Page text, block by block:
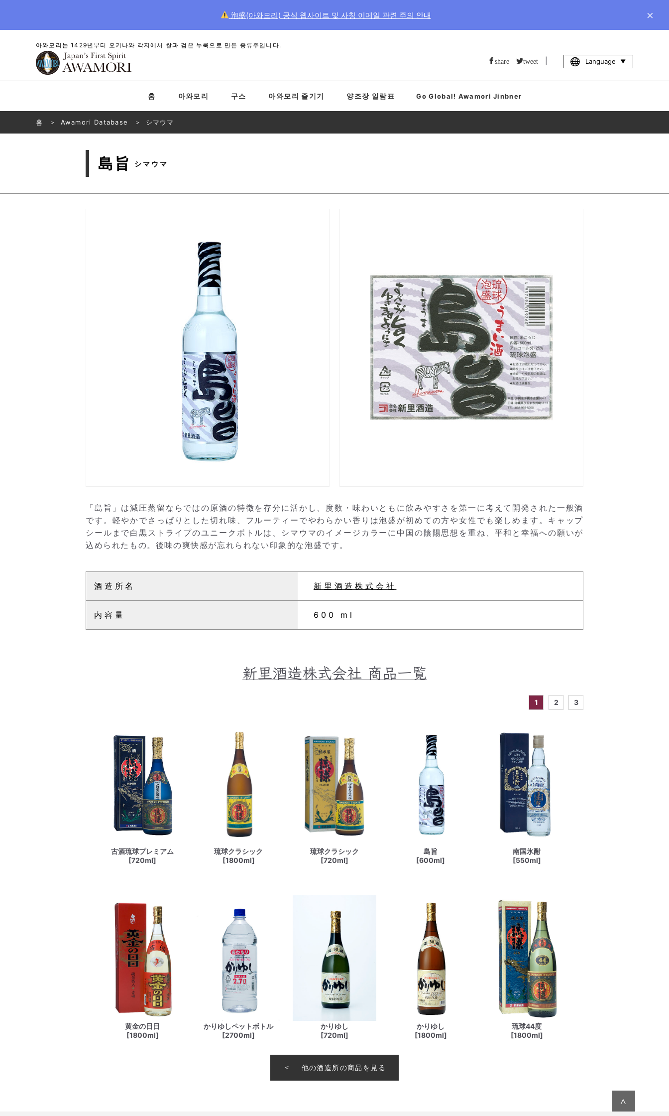
泡盛(아와모리) 공식 웹사이트 및 사칭 이메일 관련 주의 안내 ×
아와모리는 1429년부터 오키나와 각지에서 쌀과 검은 누룩으로 만든 증류주입니다.
share tweet Language
홈 아와모리 구스 아와모리 즐기기 양조장 일람표 Go Global! Awamori Jinbner
홈 Awamori Database シマウマ
島旨 シマウマ
「島旨」は減圧蒸留ならではの原酒の特徴を存分に活かし、度数・味わいともに飲みやすさを第一に考えて開発された一般酒
です。軽やかでさっぱりとした切れ味、フルーティーでやわらかい香りは泡盛が初めての方や女性でも楽しめます。キャップ
シールまで白黒ストライプのユニークボトルは、シマウマのイメージカラーに中国の陰陽思想を重ね、平和と幸福への願いが
込められたもの。後味の爽快感が忘れられない印象的な泡盛です。
酒造所名 新里酒造株式会社
内容量 600 ml
新里酒造株式会社 商品一覧
1 2 3
古酒琉球プレミアム
[720ml]
琉球クラシック
[1800ml]
琉球クラシック
[720ml]
島旨
[600ml]
南国氷酎
[550ml]
黄金の日日
[1800ml]
かりゆしペットボトル
[2700ml]
かりゆし
[720ml]
かりゆし
[1800ml]
琉球44度
[1800ml]
他の酒造所の商品を見る
∧